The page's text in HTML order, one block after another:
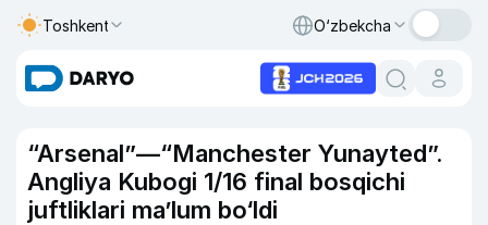
Toshkent O‘zbekcha
“Arsenal”—“Manchester Yunayted”.
Angliya Kubogi 1/16 final bosqichi
juftliklari ma’lum bo‘ldi